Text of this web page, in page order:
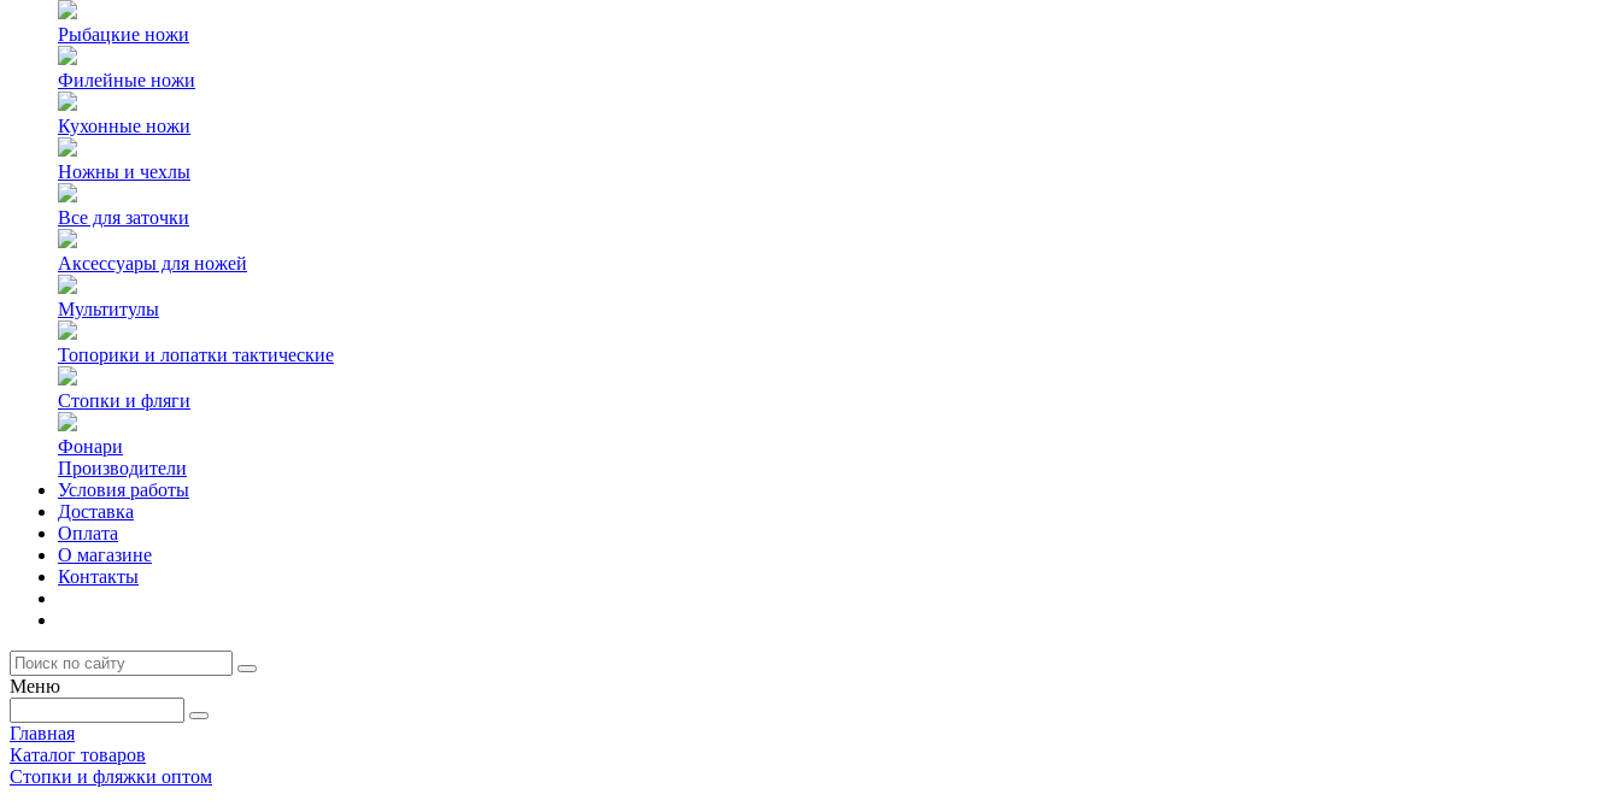
Рыбацкие ножи
Филейные ножи
Кухонные ножи
Ножны и чехлы
Все для заточки
Аксессуары для ножей
Мультитулы
Топорики и лопатки тактические
Стопки и фляги
Фонари
Производители
Условия работы
Доставка
Оплата
О магазине
Контакты
Меню
Главная
Каталог товаров
Стопки и фляжки оптом